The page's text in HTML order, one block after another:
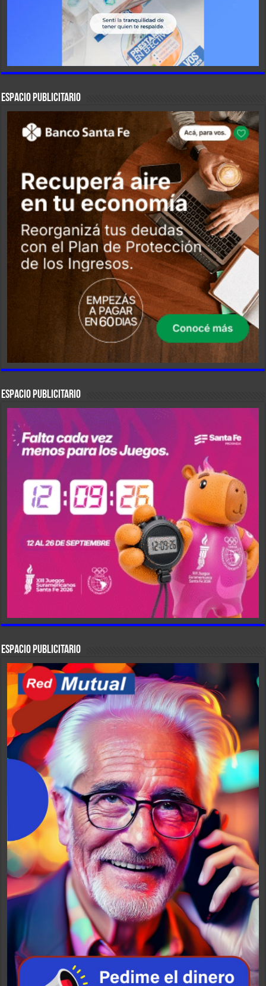
ESPACIO PUBLICITARIO
ESPACIO PUBLICITARIO
ESPACIO PUBLICITARIO